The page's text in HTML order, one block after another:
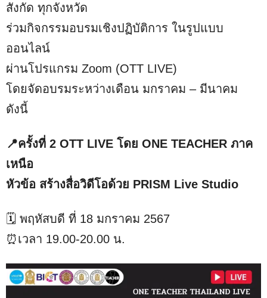
สังกัด ทุกจังหวัด
ร่วมกิจกรรมอบรมเชิงปฏิบัติการ ในรูปแบบ
ออนไลน์
ผ่านโปรแกรม Zoom (OTT LIVE)
โดยจัดอบรมระหว่างเดือน มกราคม – มีนาคม
ดังนี้
📍ครั้งที่ 2 OTT LIVE โดย ONE TEACHER ภาค
เหนือ
หัวข้อ สร้างสื่อวิดีโอด้วย PRISM Live Studio
🗓️ พฤหัสบดี ที่ 18 มกราคม 2567
⏰เวลา 19.00-20.00 น.